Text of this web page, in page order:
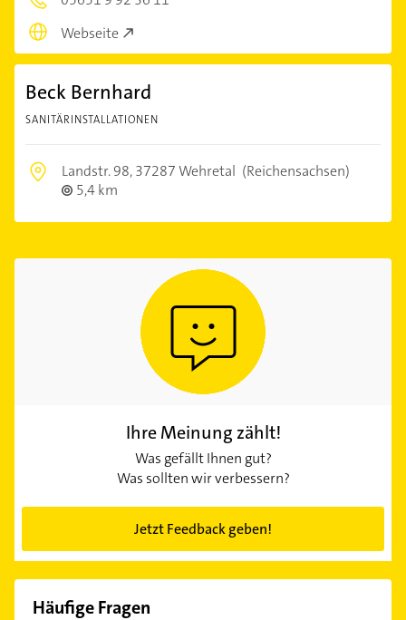
Webseite
Beck Bernhard
SANITÄRINSTALLATIONEN
Landstr. 98,37287 Wehretal (Reichensachsen)
5,4 km
Ihre Meinung zählt!
Was gefällt Ihnen gut?
Was sollten wir verbessern?
Jetzt Feedback geben!
Häufige Fragen